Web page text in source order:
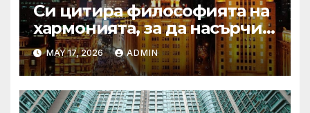
Си цитира философията на
хармонията, за да насърчи
съжителството между
Китай и САЩ
MAY 17, 2026 ADMIN